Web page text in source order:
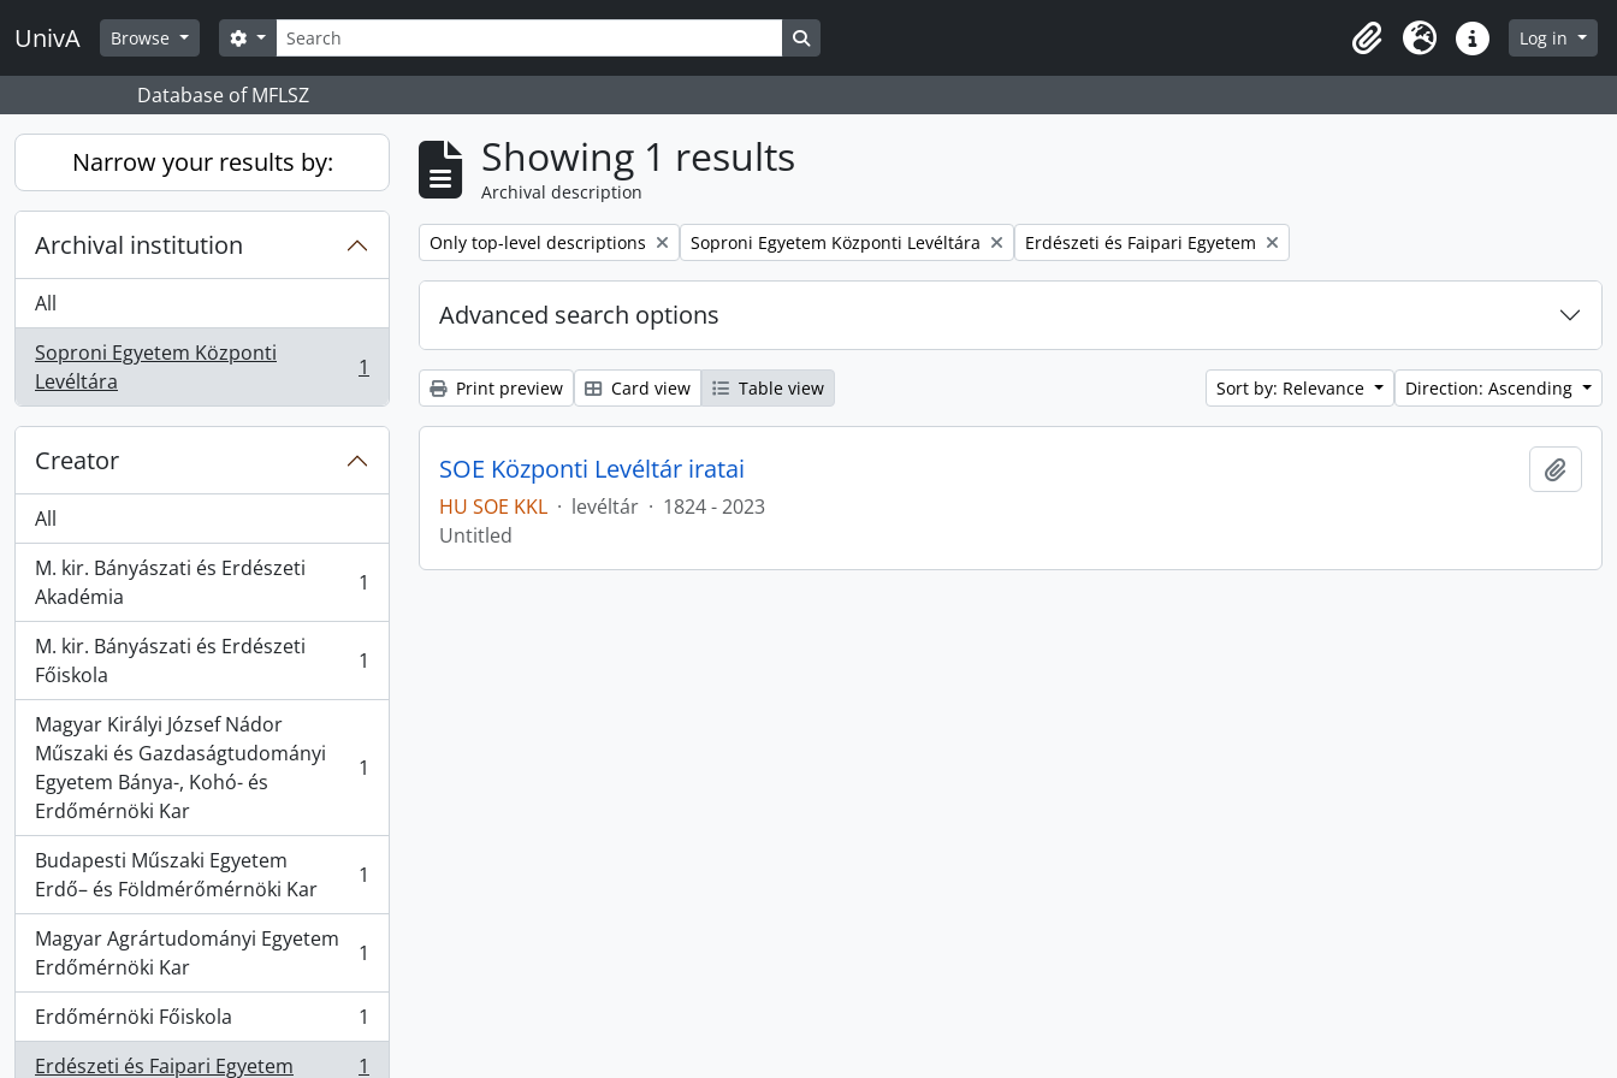
Skip to main content
UnivA Browse Search
Search options Search in browse page
ClipboardLanguageQuick linksLog in
Database of MFLSZ
Narrow your results by:
Archival institution
All
Soproni Egyetem Központi
Levéltára
, 1 results 1
Creator
All
M. kir. Bányászati és Erdészeti
Akadémia
, 1 results 1
M. kir. Bányászati és Erdészeti
Főiskola
, 1 results 1
Magyar Királyi József Nádor
Műszaki és Gazdaságtudományi
Egyetem Bánya-, Kohó- és
Erdőmérnöki Kar
, 1 results 1
Budapesti Műszaki Egyetem
Erdő– és Földmérőmérnöki Kar
, 1 results 1
Magyar Agrártudományi Egyetem
Erdőmérnöki Kar
, 1 results 1
Erdőmérnöki Főiskola
, 1 results
1
Erdészeti és Faipari Egyetem
1
Showing 1 results
Archival description
Remove filter:
Only top-level descriptions Remove filter:
Soproni Egyetem Központi Levéltára Remove filter:
Erdészeti és Faipari Egyetem
Advanced search options
Print preview Card view Table view Sort by: Relevance Direction: Ascending
SOE Központi Levéltár iratai
HU SOE KKL · levéltár · 1824 - 2023
Untitled